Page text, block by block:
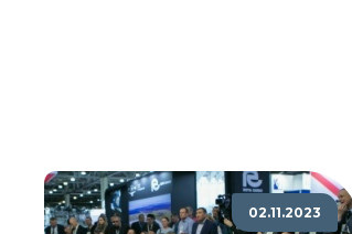
02.11.2023